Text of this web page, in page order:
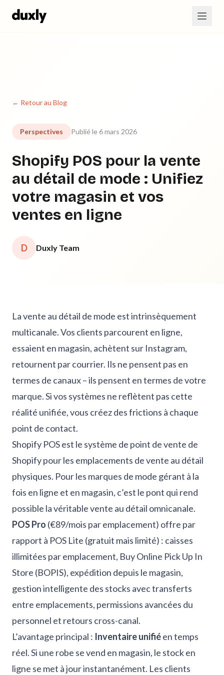
← Retour au Blog
Perspectives Publié le 6 mars 2026
Shopify POS pour la vente
au détail de mode : Unifiez
votre magasin et vos
ventes en ligne
D Duxly Team
La vente au détail de mode est intrinsèquement
multicanale. Vos clients parcourent en ligne,
essaient en magasin, achètent sur Instagram,
retournent par courrier. Ils ne pensent pas en
termes de canaux – ils pensent en termes de votre
marque. Si vos systèmes ne reflètent pas cette
réalité unifiée, vous créez des frictions à chaque
point de contact.
Shopify POS est le système de point de vente de
Shopify pour les emplacements de vente au détail
physiques. Pour les marques de mode gérant à la
fois en ligne et en magasin, c’est le pont qui rend
possible la véritable vente au détail omnicanale.
POS Pro (€89/mois par emplacement) offre par
rapport à POS Lite (gratuit mais limité) : caisses
illimitées par emplacement, Buy Online Pick Up In
Store (BOPIS), expédition depuis le magasin,
gestion intelligente des stocks avec transferts
entre emplacements, permissions avancées du
personnel et retours cross-canal.
L’avantage principal : Inventaire unifiéen temps
réel. Si une robe se vend en magasin, le stock en
ligne se met à jour instantanément. Les clients